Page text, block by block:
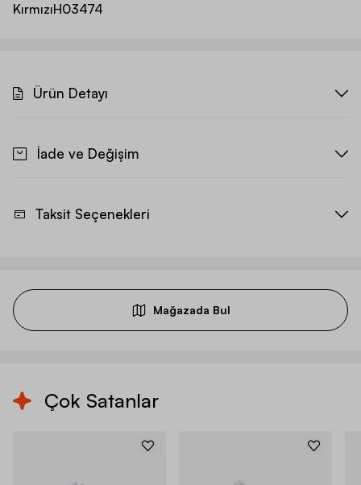
KırmızıH03474
Ürün Detayı
İade ve Değişim
Taksit Seçenekleri
Mağazada Bul
Çok Satanlar